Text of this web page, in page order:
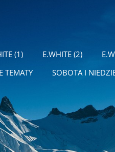
(1) E.WHITE (2)
TEMATY SOBOTA I